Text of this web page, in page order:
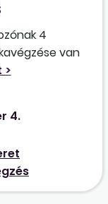
az
4
van
a végén
a 12
lesz a
4.